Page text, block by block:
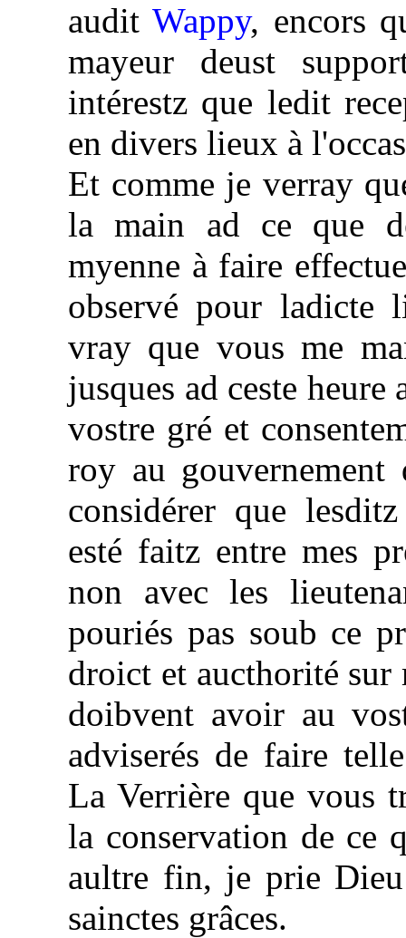
auditWappy, encors
mayeur deust
intérestz que ledit
en divers lieux à
Et comme je verray
la main ad ce que
myenne à faire
observé pour ladicte
vray que vous me
jusques ad ceste heure
vostre gré et
roy au
considérer que
esté faitz entre mes
non avec les
pouriés pas soub ce
droict et aucthorité sur
doibvent avoir au
adviserés de faire
La Verrière que vous
la conservation de ce
aultre fin, je prie Dieu
sainctes grâces.